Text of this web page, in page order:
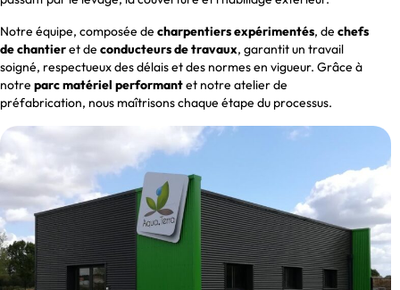
Notre équipe, composée de charpentiers expérimentés, de chefs
de chantieret de conducteurs de travaux, garantit un travail
soigné, respectueux des délais et des normes en vigueur. Grâce à
notre parc matériel performantet notre atelier de
préfabrication, nous maîtrisons chaque étape du processus.